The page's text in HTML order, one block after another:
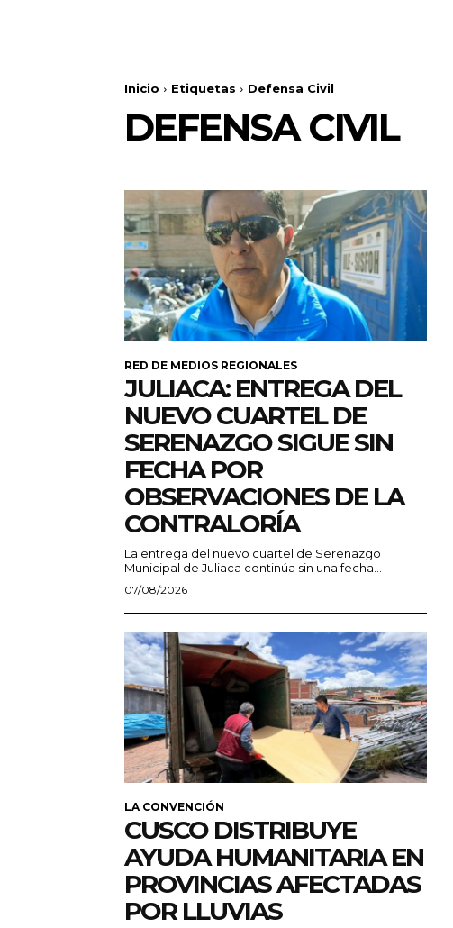
Inicio Etiquetas Defensa Civil
DEFENSA CIVIL
RED DE MEDIOS REGIONALES
JULIACA: ENTREGA DEL
NUEVO CUARTEL DE
SERENAZGO SIGUE SIN
FECHA POR
OBSERVACIONES DE LA
CONTRALORÍA
La entrega del nuevo cuartel de Serenazgo
Municipal de Juliaca continúa sin una fecha...
07/08/2026
LA CONVENCIÓN
CUSCO DISTRIBUYE
AYUDA HUMANITARIA EN
PROVINCIAS AFECTADAS
POR LLUVIAS